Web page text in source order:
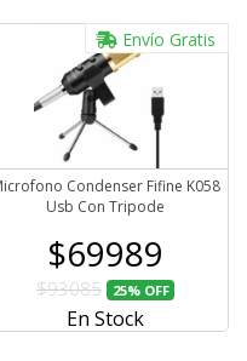
Condenser Fifine K058
Usb Con Tripode
Envío Gratis
$69989
$93085 25% OFF
En Stock